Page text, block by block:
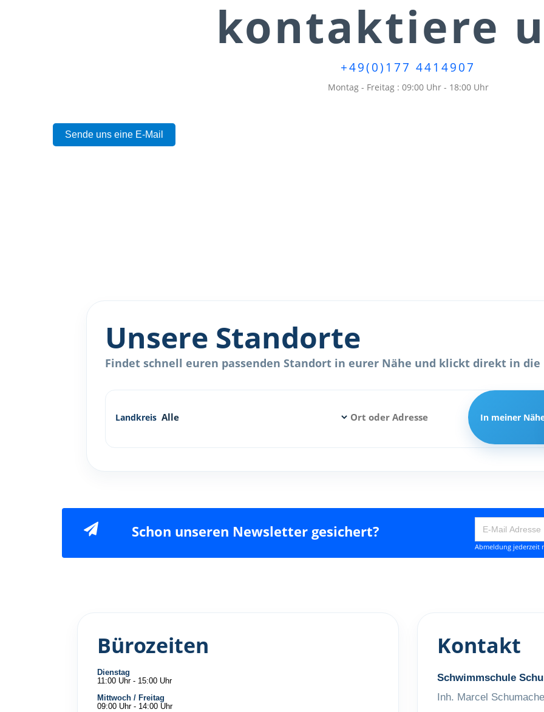
kontaktiere
+49(0)177 4414907
Montag - Freitag : 09:00 Uhr - 18:00 Uhr
Sende uns eine E-Mail
Unsere Standorte
Findet schnell euren passenden Standort in eurer Nähe und klickt direkt in die
Landkreis In meiner
Schon unseren Newsletter gesichert?
Abmeldung jederzeit
Bürozeiten
Dienstag
11:00 Uhr - 15:00 Uhr
Mittwoch / Freitag
09:00 Uhr - 14:00 Uhr
Kontakt
Schwimmschule
Inh. Marcel